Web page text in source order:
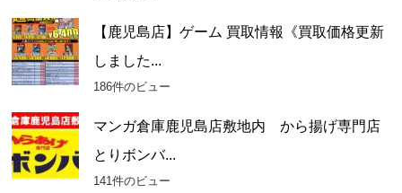
【鹿児島店】ゲーム 買取情報《買取価格更新
しました...
186件のビュー
マンガ倉庫鹿児島店敷地内 から揚げ専門店
とりボンバ...
141件のビュー